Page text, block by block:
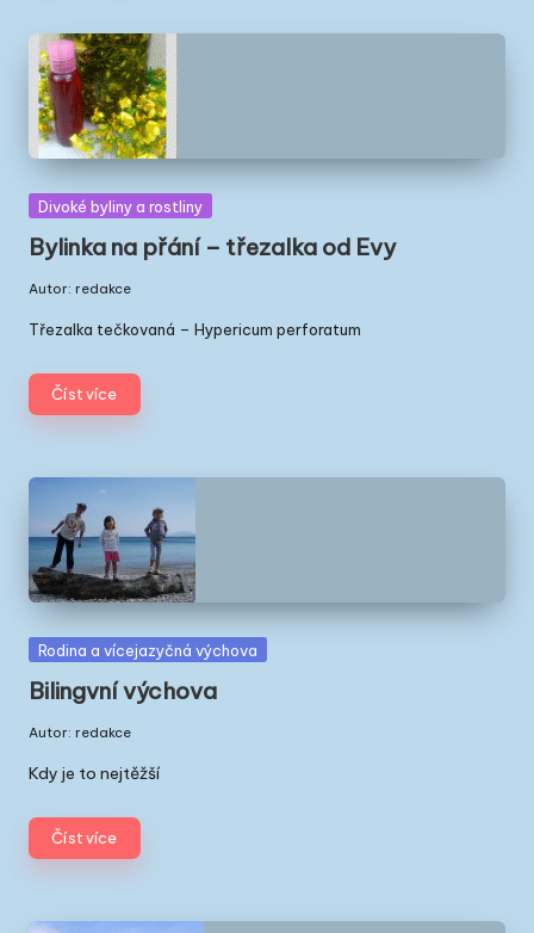
ř
e
c
k
uPosted
Divoké byliny a rostliny
Bylinka na přání – třezalka od Evy
Posted
by
Autor: redakce
Třezalka tečkovaná – Hypericum perforatum
Číst více
Posted
Rodina a vícejazyčná výchova
Bilingvní výchova
Posted
by
Autor: redakce
Kdy je to nejtěžší
Číst více